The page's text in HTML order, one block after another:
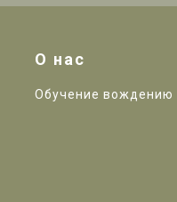
О нас
Обучение вождению